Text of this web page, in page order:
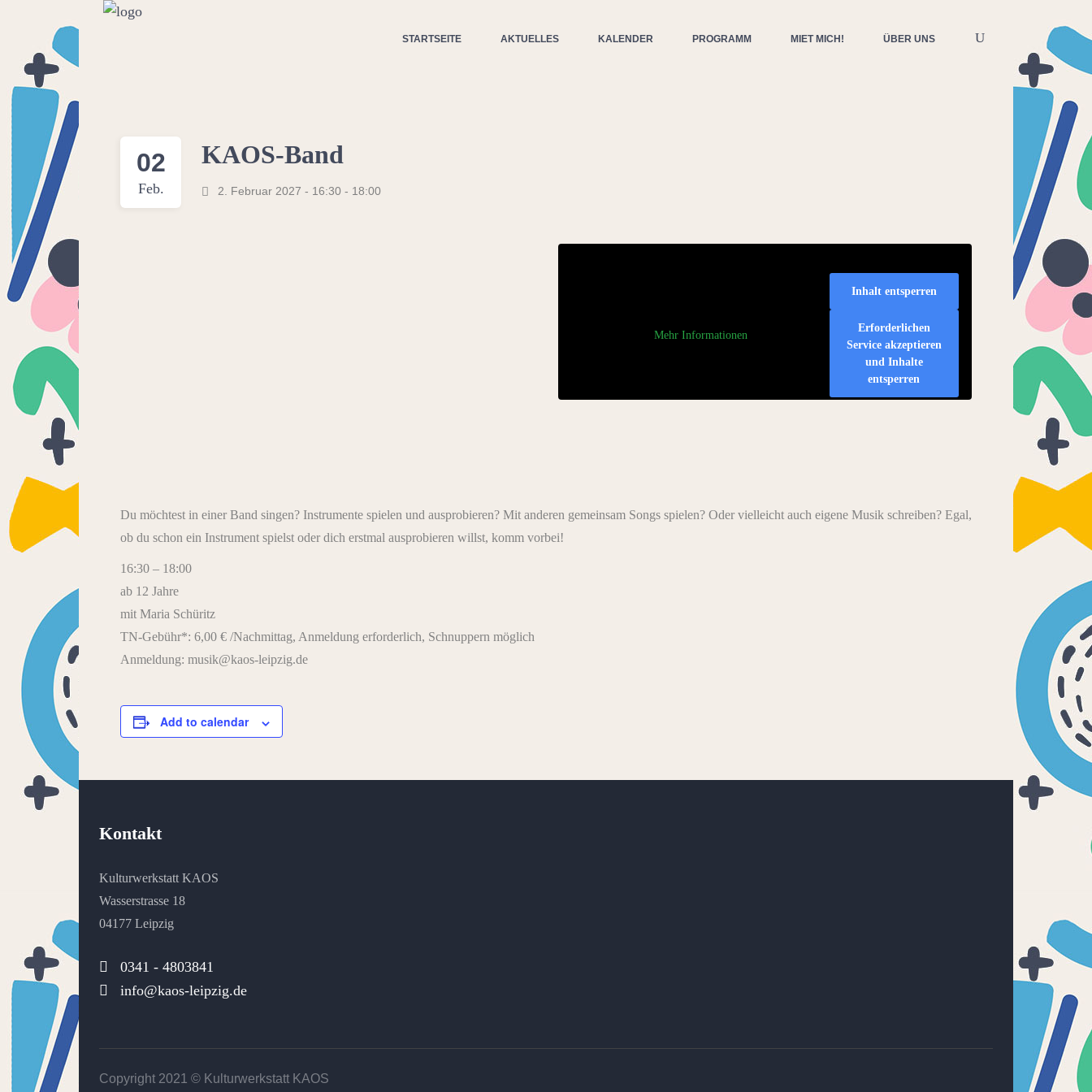
STARTSEITE AKTUELLES KALENDER PROGRAMM MIET MICH! ÜBER UNS
02
Feb.
KAOS-Band
2. Februar 2027 - 16:30 - 18:00
Mehr Informationen
Inhalt entsperren
Erforderlichen
Service akzeptieren
und Inhalte
entsperren
Du möchtest in einer Band singen? Instrumente spielen und ausprobieren? Mit anderen gemeinsam Songs spielen? Oder vielleicht auch eigene Musik schreiben? Egal,
ob du schon ein Instrument spielst oder dich erstmal ausprobieren willst, komm vorbei!
16:30 – 18:00
ab 12 Jahre
mit Maria Schüritz
TN-Gebühr*: 6,00 € /Nachmittag, Anmeldung erforderlich, Schnuppern möglich
Anmeldung: musik@kaos-leipzig.de
Add to calendar
Kontakt
Kulturwerkstatt KAOS
Wasserstrasse 18
04177 Leipzig
0341 - 4803841
info@kaos-leipzig.de
Copyright 2021 © Kulturwerkstatt KAOS